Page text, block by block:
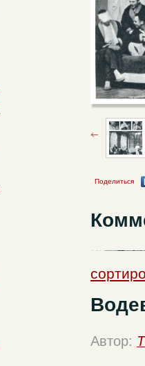
Поделиться
Автор: